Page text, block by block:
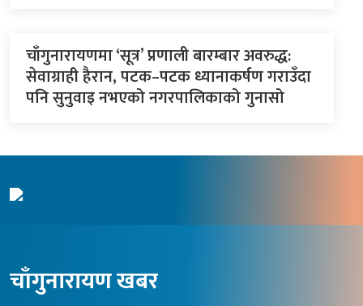
चाँगुनारायणमा ‘सूत्र’ प्रणाली बारम्बार अवरुद्ध:
सेवाग्राही हैरान, पटक–पटक ध्यानाकर्षण गराउँदा
पनि सुनुवाइ नभएको नगरपालिकाको गुनासो
चाँगुनारायण खबर